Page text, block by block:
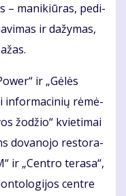
– ma­ni­kiū­ras, pe­di­
ir da­žy­mas,
ir „Gė­lės
in­for­ma­ci­nių rė­mė­
žo­džio“ kvie­ti­mai
do­va­no­jo res­to­ra­
ir „Cen­tro te­ra­sa“,
cen­tre